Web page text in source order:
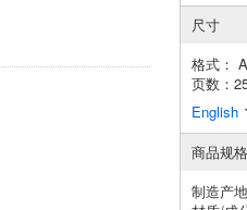
尺寸
格式：
页数：
English
商品规格
制造产